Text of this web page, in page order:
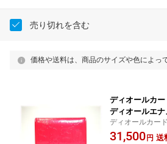
売り切れを含む
価格や送料は、商品のサイズや色によっ
ディオールカー
ディオールエ
11GEPC-387U
気モデル ディ
ディオールカー
ル！
31,500 円 送